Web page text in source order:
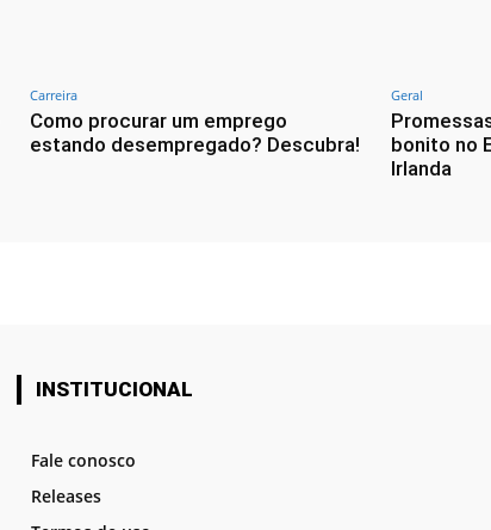
Carreira
Como procurar um emprego
estando desempregado? Descubra!
Geral
bonito no
Irlanda
INSTITUCIONAL
Fale conosco
Releases